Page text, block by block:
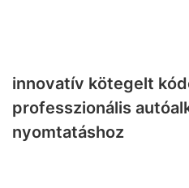
innovatív kötegelt
professzionális
nyomtatáshoz